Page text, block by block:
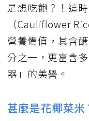
是想吃飽？！這
（Cauliflower
營養價值，其含
分之一，更富含
器」的美譽。
甚麼是花椰菜米